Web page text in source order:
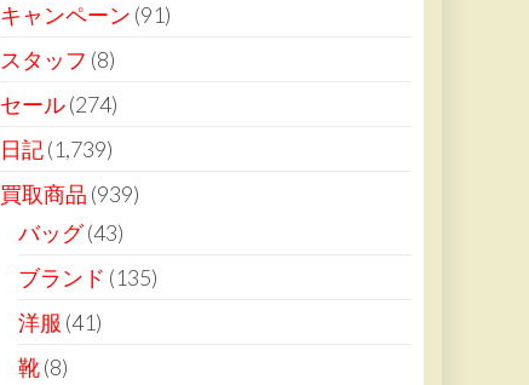
キャンペーン (91)
スタッフ (8)
セール(274)
日記(1,739)
買取商品 (939)
バッグ(43)
ブランド (135)
洋服 (41)
靴(8)